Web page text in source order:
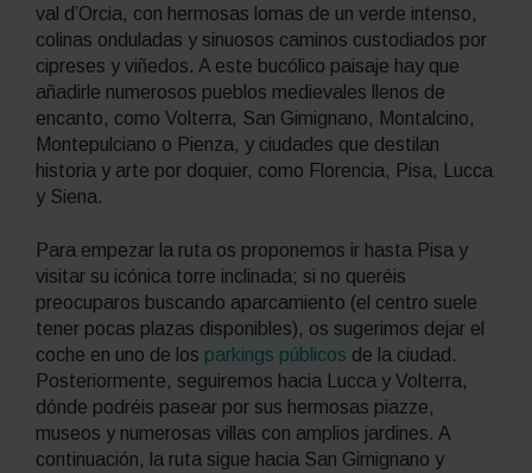
val d’Orcia, con hermosas lomas de un verde intenso,
colinas onduladas y sinuosos caminos custodiados por
cipreses y viñedos. A este bucólico paisaje hay que
añadirle numerosos pueblos medievales llenos de
encanto, como Volterra, San Gimignano, Montalcino,
Montepulciano o Pienza, y ciudades que destilan
historia y arte por doquier, como Florencia, Pisa, Lucca
y Siena.
Para empezar la ruta os proponemos ir hasta Pisa y
visitar su icónica torre inclinada; si no queréis
preocuparos buscando aparcamiento (el centro suele
tener pocas plazas disponibles), os sugerimos dejar el
coche en uno de los parkings públicos de la ciudad.
Posteriormente, seguiremos hacia Lucca y Volterra,
dónde podréis pasear por sus hermosas piazze,
museos y numerosas villas con amplios jardines. A
continuación, la ruta sigue hacia San Gimignano y